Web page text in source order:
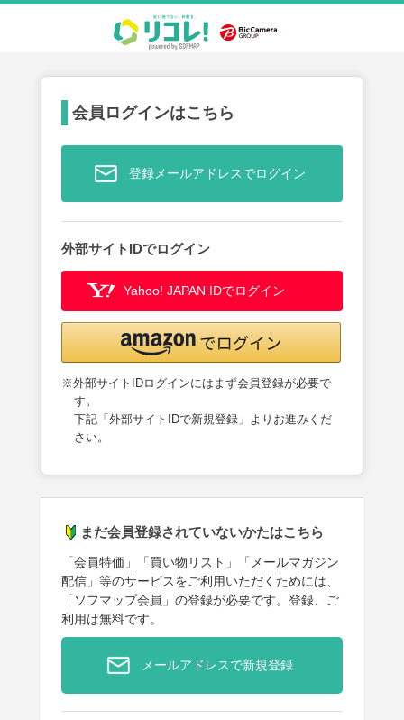
会員ログインはこちら
登録メールアドレスでログイン
外部サイトIDでログイン
Yahoo! JAPAN IDでログイン
※外部サイトIDログインにはまず会員登録が必要で
す。
下記「外部サイトIDで新規登録」よりお進みくだ
さい。
まだ会員登録されていないかたはこちら
「会員特価」「買い物リスト」「メールマガジン
配信」等のサービスをご利用いただくためには、
「ソフマップ会員」の登録が必要です。登録、ご
利用は無料です。
メールアドレスで新規登録